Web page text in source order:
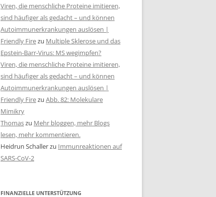
Viren, die menschliche Proteine imitieren,
sind häufiger als gedacht – und können
Autoimmunerkrankungen auslösen |
Friendly Firezu Multiple Sklerose und das
Epstein-Barr-Virus: MS wegimpfen?
Viren, die menschliche Proteine imitieren,
sind häufiger als gedacht – und können
Autoimmunerkrankungen auslösen |
Friendly Firezu Abb. 82: Molekulare
Mimikry
Thomaszu Mehr bloggen, mehr Blogs
lesen, mehr kommentieren.
Heidrun Schallerzu Immunreaktionen auf
SARS-CoV-2
FINANZIELLE UNTERSTÜTZUNG